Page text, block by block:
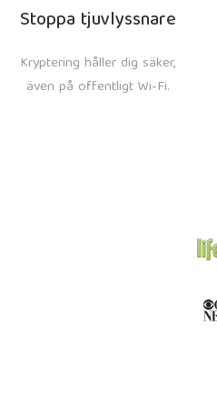
Stoppa tjuvlyssnare
Kryptering håller dig säker,
även på offentligt Wi-Fi.